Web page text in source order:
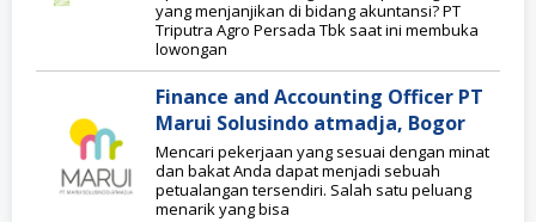
yang menjanjikan di bidang akuntansi? PT
Triputra Agro Persada Tbk saat ini membuka
lowongan
Finance and Accounting Officer PT
Marui Solusindo atmadja, Bogor
Mencari pekerjaan yang sesuai dengan minat
dan bakat Anda dapat menjadi sebuah
petualangan tersendiri. Salah satu peluang
menarik yang bisa